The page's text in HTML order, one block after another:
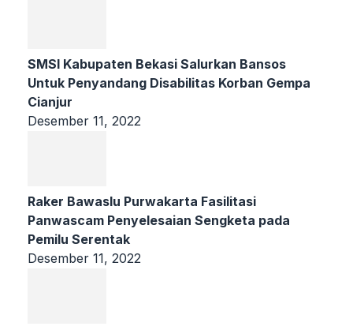
SMSI Kabupaten Bekasi Salurkan Bansos
Untuk Penyandang Disabilitas Korban Gempa
Cianjur
Desember 11, 2022
Raker Bawaslu Purwakarta Fasilitasi
Panwascam Penyelesaian Sengketa pada
Pemilu Serentak
Desember 11, 2022